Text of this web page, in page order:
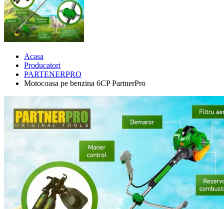
Acasa
Producatori
PARTENERPRO
Motocoasa pe benzina 6CP PartnerPro